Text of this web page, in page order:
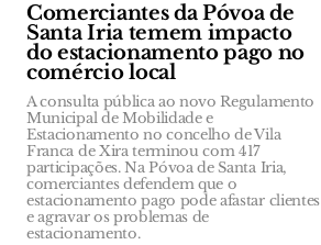
Comerciantes da Póvoa de
Santa Iria temem impacto
do estacionamento pago no
comércio local
A consulta pública ao novo Regulamento
Municipal de Mobilidade e
Estacionamento no concelho de Vila
Franca de Xira terminou com 417
participações. Na Póvoa de Santa Iria,
comerciantes defendem que o
estacionamento pago pode afastar clientes
e agravar os problemas de
estacionamento.